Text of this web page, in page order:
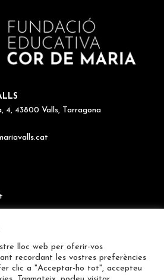
4, 43800 Valls, Tarragona
lloc web per oferir-vos
recordant les vostres preferències
clic a "Acceptar-ho tot", accepteu